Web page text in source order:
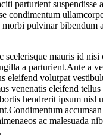
parturient suspendisse
condimentum
pulvinar bibendum
scelerisque mauris id nisi
a parturient.Ante a
eleifend volutpat
venenatis eleifend tellus
hendrerit ipsum nisl
ac malesuada